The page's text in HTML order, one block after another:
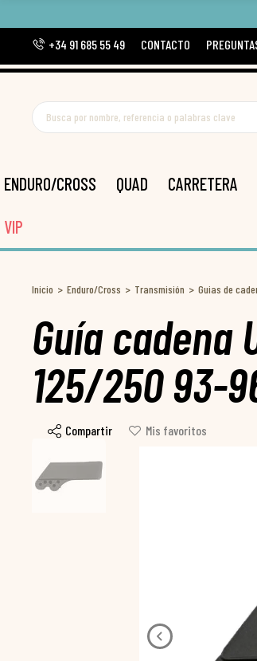
+34 91 685 55 49
CONTACTO
ENDURO/CROSS QUAD CARRETERA
VIP
Inicio Enduro/Cross Transmisión Guias de
Guía cadena
125/250 93-
Compartir Mis favoritos